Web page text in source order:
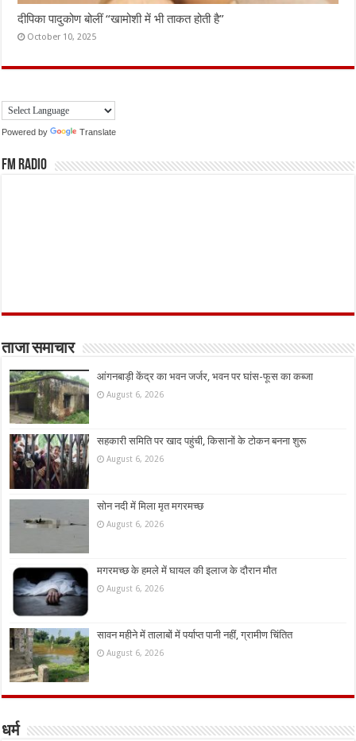
दीपिका पादुकोण बोलीं “खामोशी में भी ताकत होती है”
October 10, 2025
Powered by Translate
FM Radio
ताजा समाचार
आंगनबाड़ी केंद्र का भवन जर्जर, भवन पर घांस-फूस का कब्जा
August 6, 2026
सहकारी समिति पर खाद पहुंची, किसानों के टोकन बनना शुरू
August 6, 2026
सोन नदी में मिला मृत मगरमच्छ
August 6, 2026
मगरमच्छ के हमले में घायल की इलाज के दौरान मौत
August 6, 2026
सावन महीने में तालाबों में पर्याप्त पानी नहीं, ग्रामीण चिंतित
August 6, 2026
धर्म